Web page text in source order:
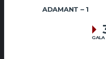
ADAMANT – 1